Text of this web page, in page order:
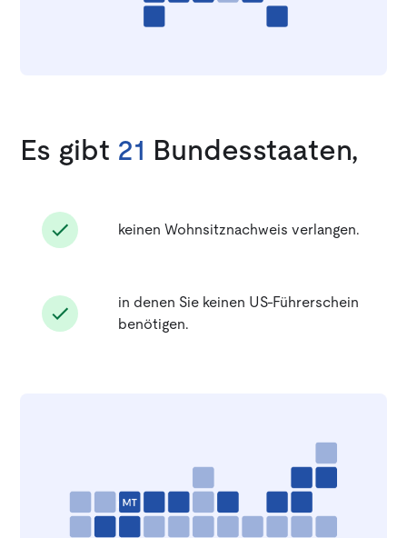
Es gibt 21 Bundesstaaten,
keinen Wohnsitznachweis verlangen.
in denen Sie keinen US-Führerschein
benötigen.